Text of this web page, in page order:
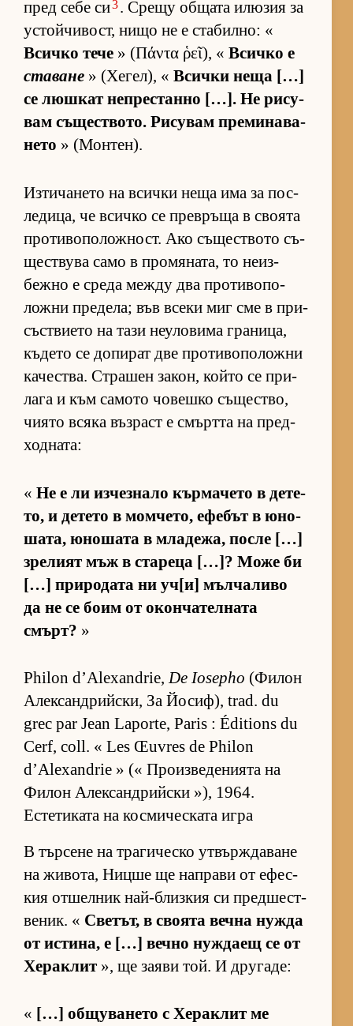
пред себе си3. Срещу об­щата илю­зия за
ус­той­чи­вост, нищо не е ста­бил­но: «
Всичко тече » (Πάντα ῥεῖ), « Всичко е
ставане » (Хе­гел), « Всички неща […]
се люш­кат неп­рес­танно […]. Не ри­су­
вам съ­щес­т­во­то. Ри­су­вам пре­ми­на­ва­
нето » (Мон­тен).
Из­ти­ча­нето на всички неща има за пос­
ле­ди­ца, че всичко се прев­ръща в сво­ята
про­ти­во­по­лож­ност. Ако съ­щес­т­вото съ­
щес­т­вува само в про­мя­на­та, то не­из­
бежно е среда между два про­ти­во­по­
ложни пре­де­ла; във всеки миг сме в при­
със­т­ви­ето на тази не­у­ло­вима гра­ни­ца,
къ­дето се до­пи­рат две про­ти­во­по­ложни
ка­чес­т­ва. Стра­шен за­кон, който се при­
лага и към са­мото чо­вешко съ­щес­т­во,
чи­ято всяка въз­раст е смъртта на пред­
ход­на­та:
« Не е ли из­чез­нало кър­ма­чето в де­те­
то, и де­тето в мом­че­то, ефе­бът в юно­
ша­та, юно­шата в мла­де­жа, после […]
зре­лият мъж в ста­реца […]? Може би
[…] при­ро­дата ни уч­[и] мъл­ча­ливо
да не се боим от окон­ча­тел­ната
смърт? »
Philon d’Alexandrie,De Iosepho (Фи­лон
Алек­сан­д­рийс­ки, За Йо­сиф), trad. du
grec par Jean Laporte, Paris : Éditions du
Cerf, coll. « Les Œuvres de Philon
d’Alexandrie » (« Про­из­ве­де­ни­ята на
Фи­лон Алек­сан­д­рийски »), 1964.
Естетиката на космическата игра
В тър­сене на тра­ги­ческо ут­вър­ж­да­ване
на жи­во­та, Ницше ще нап­рави от ефес­
кия от­шел­ник най-близ­кия си пред­шес­т­
ве­ник. « Све­тът, в сво­ята вечна нужда
от ис­ти­на, е […] вечно нуж­даещ се от
Хе­рак­лит », ще за­яви той. И дру­га­де:
« […] об­щу­ва­нето с Хе­рак­лит ме